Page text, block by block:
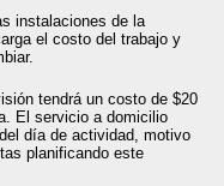
instalaciones de la
el costo del trabajo y
tendrá un costo de $20
El servicio a domicilio
día de actividad, motivo
planificando este